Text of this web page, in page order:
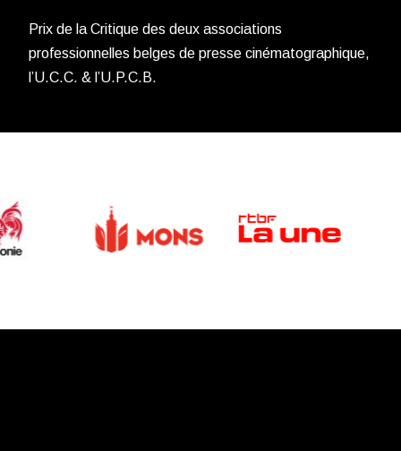
Prix de la Critique des deux associations
professionnelles belges de presse cinématographique,
l’U.C.C. & l’U.P.C.B.